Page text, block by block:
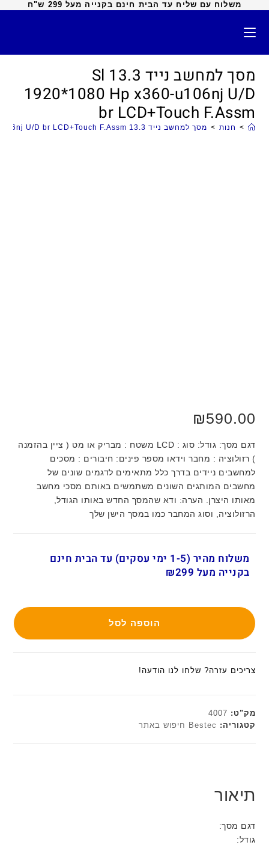
משלוח עם שליח עד הבית חינם בקנייה מעל 299 ש"ח
מסך למחשב נייד 13.3 Sl
1920*1080 Hp x360-u106nj U/D
br LCD+Touch F.Assm
> חנות > מסך למחשב נייד 13.3 Sl 1920*1080 Hp x360-u106nj U/D br LCD+Touch F.Assm
₪590.00
דגם מסך: גודל: סוג : LCD משטח : מבריק או מט ( ציין בהזמנה
) רזולוציה : מחבר וידאו מספר פינים: חיבורים : מסכים
למחשבים ניידים בדרך כלל מתאימים לדגמים שונים של
מחשבים המותגים השונים משתמשים באותם מסכי מחשב
מאותו היצרן. הערה: ודא שהמסך החדש באותו הגודל,
הרזולוציה, וסוג המחבר כמו במסך הישן שלך
משלוח מהיר (1-5 ימי עסקים) עד הבית חינם
בקנייה מעל ₪299
הוספה לסל
צריכים עזרה? שלחו לנו הודעה!
מק"ט: 4007
קטגוריה: Bestec חיפוש באתר
תיאור
דגם מסך:
גודל: